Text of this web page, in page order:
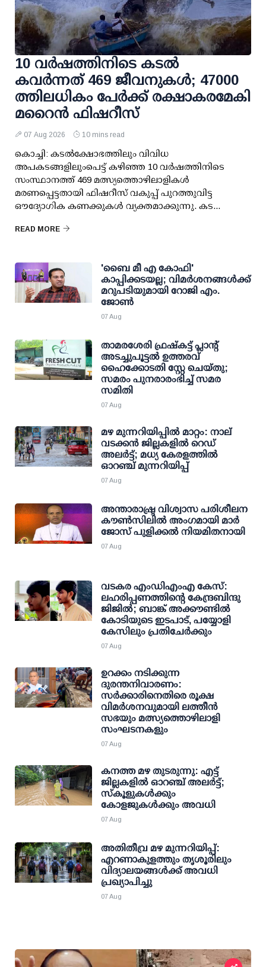
10 വര്‍ഷത്തിനിടെ കടല്‍
കവര്‍ന്നത് 469 ജീവനുകള്‍; 47000
ത്തിലധികം പേര്‍ക്ക് രക്ഷാകരമേകി
മറൈന്‍ ഫിഷറീസ്
07 Aug 2026 10 mins read
കൊച്ചി: കടല്‍ക്ഷോഭത്തിലും വിവിധ
അപകടങ്ങളിലുംപെട്ട് കഴിഞ്ഞ 10 വര്‍ഷത്തിനിടെ
സംസ്ഥാനത്ത് 469 മത്സ്യത്തൊഴിലാളികള്‍
മരണപ്പെട്ടതായി ഫിഷറീസ് വകുപ്പ് പുറത്തുവിട്ട
ഔദ്യോഗിക കണക്കുകള്‍ വ്യക്തമാക്കുന്നു. കട...
READ MORE
'ബൈ മീ എ കോഫി'
കാപ്പിക്കടയല്ല; വിമര്‍ശനങ്ങള്‍ക്ക്
മറുപടിയുമായി റോജി എം.
ജോണ്‍
07 Aug
താമരശേരി ഫ്രഷ്കട്ട് പ്ലാന്റ്
അടച്ചുപൂട്ടൽ ഉത്തരവ്
ഹൈക്കോടതി സ്റ്റേ ചെയ്തു;
സമരം പുനരാരംഭിച്ച് സമര
സമിതി
07 Aug
മഴ മുന്നറിയിപ്പില്‍ മാറ്റം: നാല്
വടക്കന്‍ ജില്ലകളില്‍ റെഡ്
അലര്‍ട്ട്; മധ്യ കേരളത്തില്‍
ഓറഞ്ച് മുന്നറിയിപ്പ്
07 Aug
അന്താരാഷ്ട്ര വിശ്വാസ പരിശീലന
കൗണ്‍സിലില്‍ അംഗമായി മാര്‍
ജോസ് പുളിക്കല്‍ നിയമിതനായി
07 Aug
വടകര എംഡിഎംഎ കേസ്:
ലഹരിപ്പണത്തിന്റെ കേന്ദ്രബിന്ദു
ജിജില്‍; ബാങ്ക് അക്കൗണ്ടില്‍
കോടിയുടെ ഇടപാട്, പയ്യോളി
കേസിലും പ്രതിചേര്‍ക്കും
07 Aug
ഉറക്കം നടിക്കുന്ന
ദുരന്തനിവാരണം:
സര്‍ക്കാരിനെതിരെ രൂക്ഷ
വിമര്‍ശനവുമായി ലത്തീന്‍
സഭയും മത്സ്യത്തൊഴിലാളി
സംഘടനകളും
07 Aug
കനത്ത മഴ തുടരുന്നു: എട്ട്
ജില്ലകളില്‍ ഓറഞ്ച് അലര്‍ട്ട്;
സ്‌കൂളുകള്‍ക്കും
കോളജുകള്‍ക്കും അവധി
07 Aug
അതിതീവ്ര മഴ മുന്നറിയിപ്പ്:
എറണാകുളത്തും തൃശൂരിലും
വിദ്യാലയങ്ങള്‍ക്ക് അവധി
പ്രഖ്യാപിച്ചു
07 Aug